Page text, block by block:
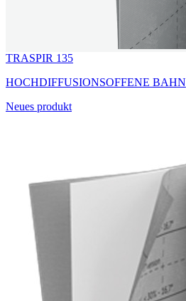
TRASPIR 135
HOCHDIFFUSIONSOFFENE BAHN
Neues produkt